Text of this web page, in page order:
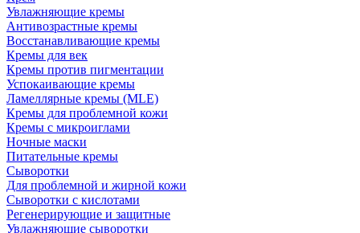
Увлажняющие кремы
Антивозрастные кремы
Восстанавливающие кремы
Кремы для век
Кремы против пигментации
Успокаивающие кремы
Ламеллярные кремы (MLE)
Кремы для проблемной кожи
Кремы с микроиглами
Ночные маски
Питательные кремы
Сыворотки
Для проблемной и жирной кожи
Сыворотки с кислотами
Регенерирующие и защитные
Увлажняющие сыворотки